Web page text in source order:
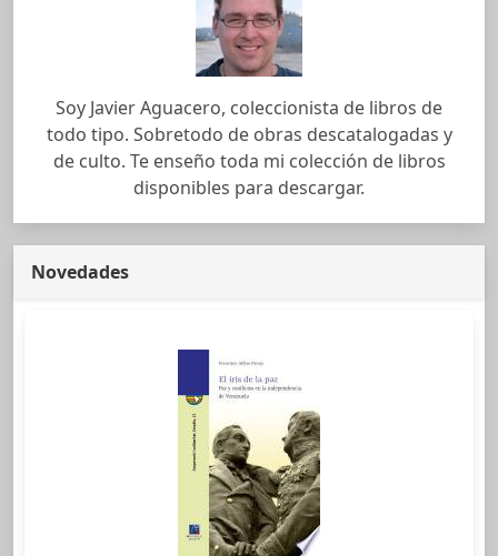
Soy Javier Aguacero, coleccionista de libros de
todo tipo. Sobretodo de obras descatalogadas y
de culto. Te enseño toda mi colección de libros
disponibles para descargar.
Novedades